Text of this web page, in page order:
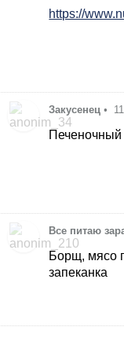
https://
Закусенец •
Печеночный
Все питаю
Борщ, мясо
запеканка